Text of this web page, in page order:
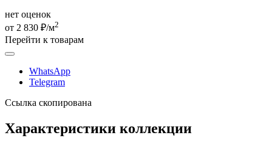
нет оценок
от 2 830 ₽/м2
Перейти к товарам
WhatsApp
Telegram
Ссылка скопирована
Характеристики коллекции